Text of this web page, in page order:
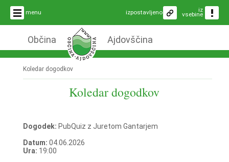
menu iz
vsebine
izpostavljeno
Občina Ajdovščina
Koledar dogodkov
Koledar dogodkov
Dogodek: PubQuiz z Juretom Gantarjem
Datum: 04.06.2026
Ura: 19:00